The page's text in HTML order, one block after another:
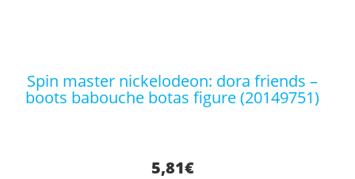
spin master nickelodeon: dora friends –
boots babouche botas figure (20149751)
5,81€